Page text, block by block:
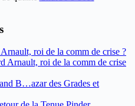
roi de la comm de crise ?
Arnault, roi de la comm de crise
B…azar des Grades et